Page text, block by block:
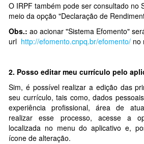
O IRPF também pode ser consultado no
meio da opção "Declaração de
Obs.: ao acionar "Sistema Efomento"
url http://efomento.cnpq.br/efomento/ no
2. Posso editar meu currículo pelo
Sim, é possível realizar a edição das
seu currículo, tais como, dados
experiência profissional, área de
realizar esse processo, acesse a
localizada no menu do aplicativo e,
ícone de alteração.